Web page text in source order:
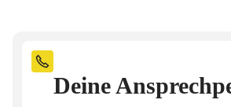
Deine